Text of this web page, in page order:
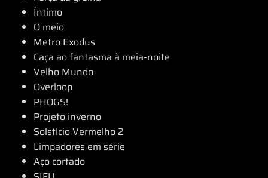
Íntimo
O meio
Metro Exodus
Caça ao fantasma à meia-noite
Velho Mundo
Overloop
PHOGS!
Projeto inverno
Solstício Vermelho 2
Limpadores em série
Aço cortado